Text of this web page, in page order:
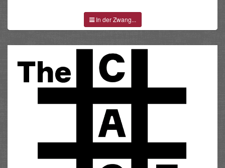
In der Zwang...